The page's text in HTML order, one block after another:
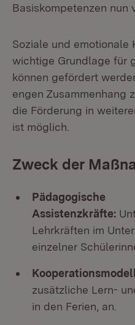
Basiskompetenzen nun
Soziale und emotionale
wichtige Grundlage für
können gefördert
engen Zusammenhang
die Förderung in
ist möglich.
Zweck der
Pädagogische
Assistenzkräfte:
Lehrkräften im
einzelner
zusätzliche Lern-
in den Ferien, an.